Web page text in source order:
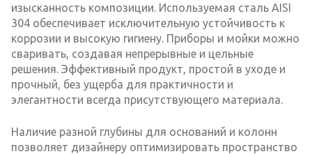
изысканность композиции. Используемая сталь AISI
304 обеспечивает исключительную устойчивость к
коррозии и высокую гигиену. Приборы и мойки можно
сваривать, создавая непрерывные и цельные
решения. Эффективный продукт, простой в уходе и
прочный, без ущерба для практичности и
элегантности всегда присутствующего материала.
Наличие разной глубины для оснований и колонн
позволяет дизайнеру оптимизировать пространство